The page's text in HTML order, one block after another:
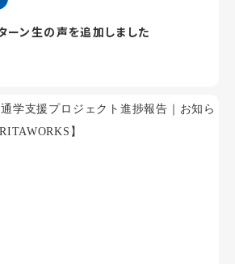
ン生の声を追加しました